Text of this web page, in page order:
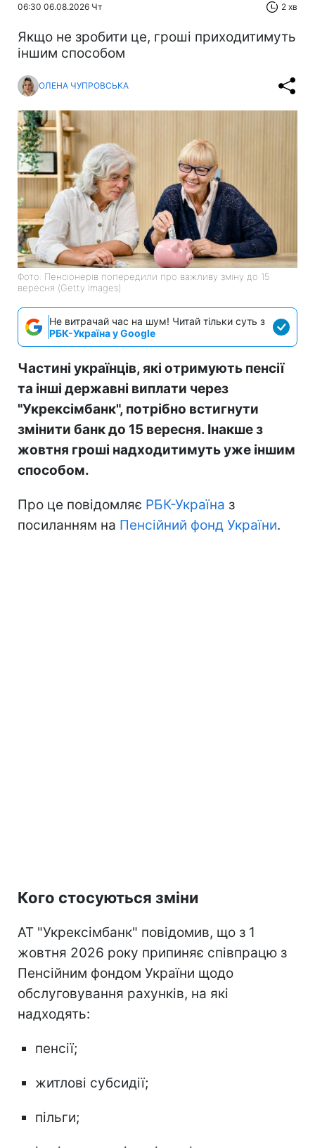
06:30 06.08.2026 Чт 2 хв
Якщо не зробити це, гроші приходитимуть
іншим способом
ОЛЕНА ЧУПРОВСЬКА
Фото: Пенсіонерів попередили про важливу зміну до 15
вересня (Getty Images)
Не витрачай час на шум! Читай тільки суть з
РБК-Україна у Google
Частині українців, які отримують пенсії
та інші державні виплати через
"Укрексімбанк", потрібно встигнути
змінити банк до 15 вересня. Інакше з
жовтня гроші надходитимуть уже іншим
способом.
Про це повідомляє РБК-Україна з
посиланням на Пенсійний фонд України.
Кого стосуються зміни
АТ "Укрексімбанк" повідомив, що з 1
жовтня 2026 року припиняє співпрацю з
Пенсійним фондом України щодо
обслуговування рахунків, на які
надходять:
пенсії;
житлові субсидії;
пільги;